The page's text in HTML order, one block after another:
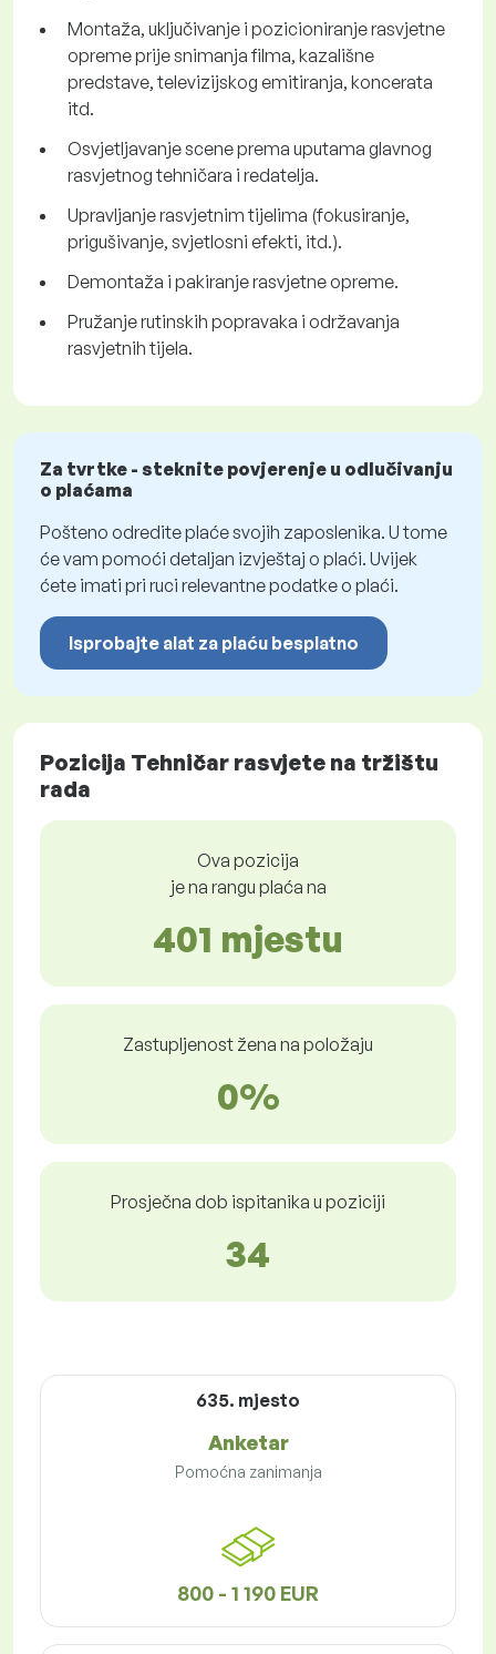
Montaža, uključivanje i pozicioniranje rasvjetne
opreme prije snimanja filma, kazališne
predstave, televizijskog emitiranja, koncerata
itd.
Osvjetljavanje scene prema uputama glavnog
rasvjetnog tehničara i redatelja.
Upravljanje rasvjetnim tijelima (fokusiranje,
prigušivanje, svjetlosni efekti, itd.).
Demontaža i pakiranje rasvjetne opreme.
Pružanje rutinskih popravaka i održavanja
rasvjetnih tijela.
Za tvrtke - steknite povjerenje u odlučivanju
o plaćama
Pošteno odredite plaće svojih zaposlenika. U tome
će vam pomoći detaljan izvještaj o plaći. Uvijek
ćete imati pri ruci relevantne podatke o plaći.
Isprobajte alat za plaću besplatno
Pozicija Tehničar rasvjete na tržištu
rada
Ova pozicija
je na rangu plaća na
401 mjestu
Zastupljenost žena na položaju
0%
Prosječna dob ispitanika u poziciji
34
635. mjesto
Anketar
Pomoćna zanimanja
800 - 1 190 EUR